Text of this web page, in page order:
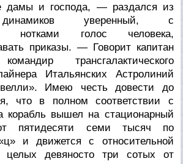
и господа, — раздался из
уверенный, с
нотками голос человека,
приказы. — Говорит капитан
трансгалактического
Итальянских Астролиний
Имею честь довести до
что в полном соответствии с
корабль вышел на стационарный
пятидесяти семи тысяч по
и движется с относительной
целых девяносто три сотых от